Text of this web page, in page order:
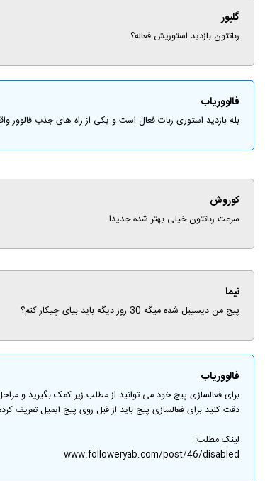
گلپور
رباتتون بازدید استوریش فعاله؟
فالووریاب
بله بازدید استوری ربات فعال است و یکی از راه های جذب فالوور
کوروش
سرعت رباتتون خیلی بهتر شده جدیدا
نیما
پیج من دیسیبل شده میگه 30 روز دیگه باید بیای چیکار کنم؟
فالووریاب
برای فعالسازی پیج خود می توانید از مطلب زیر کمک بگیرید و
دقت کنید برای فعالسازی پیج باید از قبل روی پیج ایمیل تعریف
لینک مطلب:
www.followeryab.com/post/46/disabled